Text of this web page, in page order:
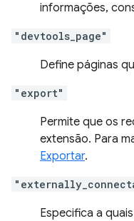
informações,
"devtools_page"
Define páginas
"export"
Permite que os
extensão. Para
Exportar.
Especifica a